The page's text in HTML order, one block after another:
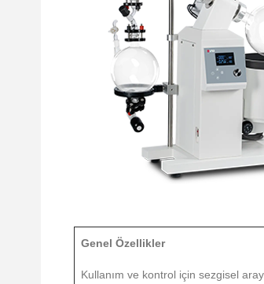
Genel Özellikler
Kullanım ve kontrol için sezgisel